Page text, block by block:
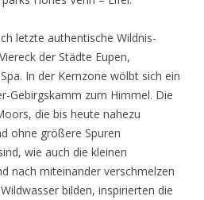
letzte authentische Wildnis-
der Städte Eupen,
In der Kernzone wölbt sich ein
Gebirgskamm zum Himmel. Die
die bis heute nahezu
ohne größere Spuren
wie auch die kleinen
nach miteinander verschmelzen
bilden, inspirierten die